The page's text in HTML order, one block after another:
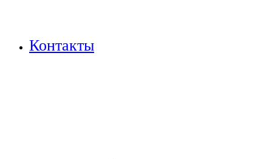
Контакты